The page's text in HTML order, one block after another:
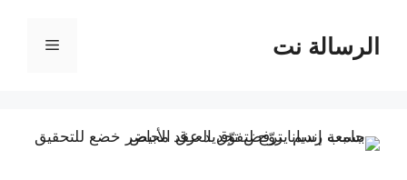
المحتوىالرسالة نت القائمة